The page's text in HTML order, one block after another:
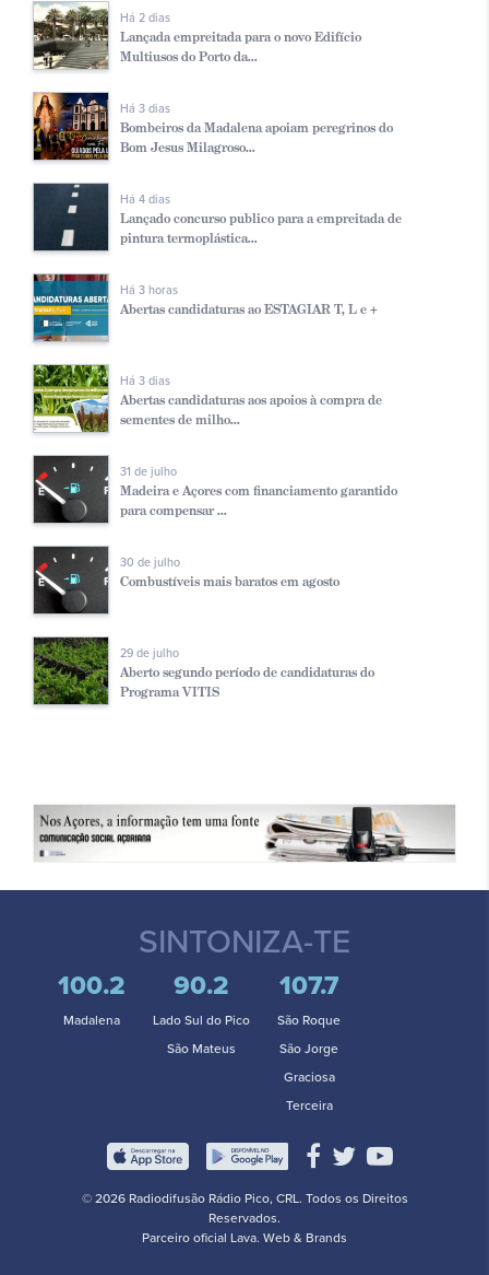
Há 2 dias
Lançada empreitada para o novo Edifício
Multiusos do Porto da...
Há 3 dias
Bombeiros da Madalena apoiam peregrinos do
Bom Jesus Milagroso...
Há 4 dias
Lançado concurso publico para a empreitada de
pintura termoplástica...
Há 3 horas
Abertas candidaturas ao ESTAGIAR T, L e +
Há 3 dias
Abertas candidaturas aos apoios à compra de
sementes de milho...
31 de julho
Madeira e Açores com financiamento garantido
para compensar ...
30 de julho
Combustíveis mais baratos em agosto
29 de julho
Aberto segundo período de candidaturas do
Programa VITIS
SINTONIZA-TE
100.2
Madalena
90.2
Lado Sul do Pico
São Mateus
107.7
São Roque
São Jorge
Graciosa
Terceira
© 2026 Radiodifusão Rádio Pico, CRL. Todos os Direitos
Reservados.
Parceiro oficial Lava. Web & Brands